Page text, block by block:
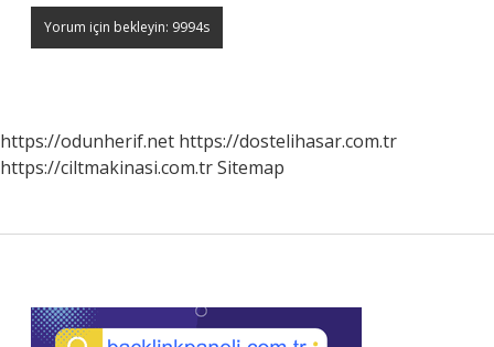
https://odunherif.net https://dostelihasar.com.tr
https://ciltmakinasi.com.trSitemap
Sidebar